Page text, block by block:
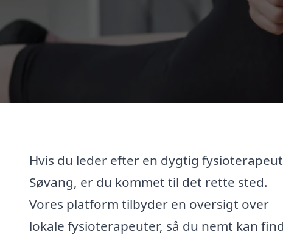
Hvis du leder efter en dygtig
Søvang, er du kommet til det rette sted.
Vores platform tilbyder en oversigt over
lokale fysioterapeuter, så du nemt kan